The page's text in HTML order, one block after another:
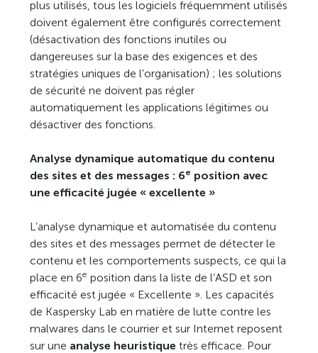
plus utilisés, tous les logiciels fréquemment utilisés
doivent également être configurés correctement
(désactivation des fonctions inutiles ou
dangereuses sur la base des exigences et des
stratégies uniques de l’organisation) ; les solutions
de sécurité ne doivent pas régler
automatiquement les applications légitimes ou
désactiver des fonctions.
Analyse dynamique automatique du contenu
des sites et des messages : 6e position avec
une efficacité jugée « excellente »
L’analyse dynamique et automatisée du contenu
des sites et des messages permet de détecter le
contenu et les comportements suspects, ce qui la
place en 6e position dans la liste de l’ASD et son
efficacité est jugée « Excellente ». Les capacités
de Kaspersky Lab en matière de lutte contre les
malwares dans le courrier et sur Internet reposent
sur une analyse heuristique très efficace. Pour